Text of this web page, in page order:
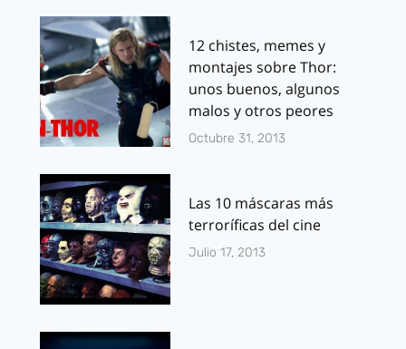
12 chistes, memes y
montajes sobre Thor:
unos buenos, algunos
malos y otros peores
Octubre 31, 2013
Las 10 máscaras más
terroríficas del cine
Julio 17, 2013